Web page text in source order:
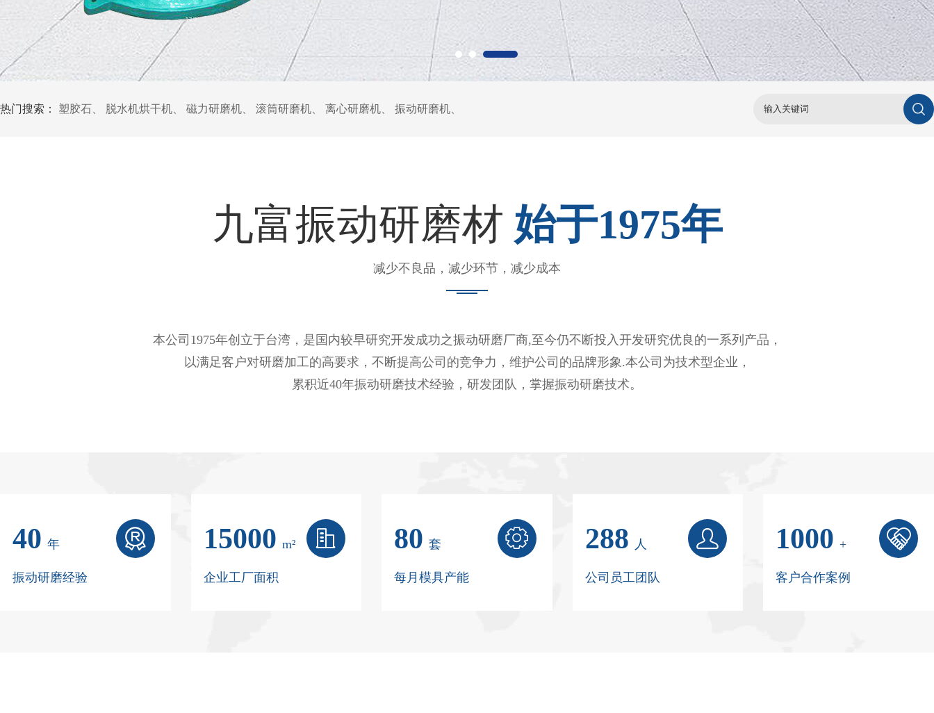
热门搜索： 塑胶石 脱水机烘干机 磁力研磨机 滚筒研磨机 离心研磨机 振动研磨机
九富振动研磨材 始于1975年
减少不良品，减少环节，减少成本
本公司1975年创立于台湾，是国内较早研究开发成功之振动研磨厂商,至今仍不断投入开发研究优良的一系列产品，
以满足客户对研磨加工的高要求，不断提高公司的竞争力，维护公司的品牌形象.本公司为技术型企业，
累积近40年振动研磨技术经验，研发团队，掌握振动研磨技术。
40 年 
振动研磨经验
15000 m² 
企业工厂面积
80 套 
每月模具产能
288 人 
公司员工团队
1000 + 
客户合作案例